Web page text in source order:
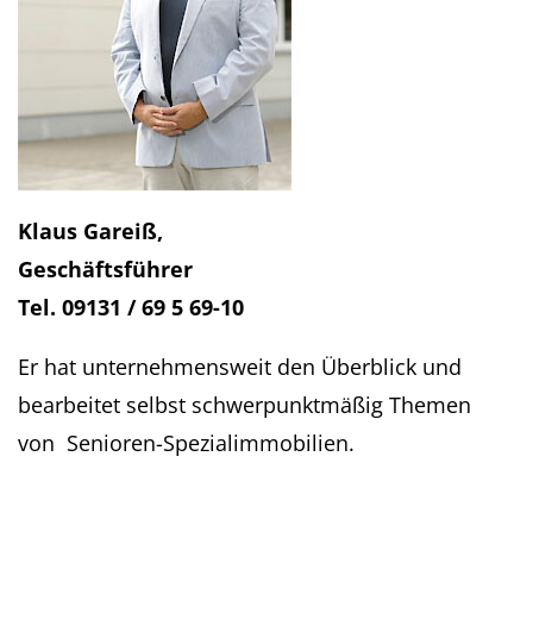
Klaus Gareiß,
Geschäftsführer
Tel. 09131 / 69 5 69-10
Er hat unternehmensweit den Überblick und
bearbeitet selbst schwerpunktmäßig Themen
von Senioren-Spezialimmobilien.